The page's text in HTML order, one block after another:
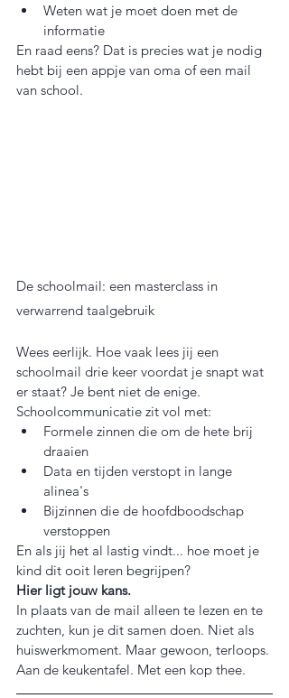
Weten wat je moet doen met de
informatie
En raad eens? Dat is precies wat je nodig
hebt bij een appje van oma of een mail
van school.
De schoolmail: een masterclass in
verwarrend taalgebruik
Wees eerlijk. Hoe vaak lees jij een
schoolmail drie keer voordat je snapt wat
er staat? Je bent niet de enige.
Schoolcommunicatie zit vol met:
Formele zinnen die om de hete brij
draaien
Data en tijden verstopt in lange
alinea's
Bijzinnen die de hoofdboodschap
verstoppen
En als jij het al lastig vindt... hoe moet je
kind dit ooit leren begrijpen?
Hier ligt jouw kans.
In plaats van de mail alleen te lezen en te
zuchten, kun je dit samen doen. Niet als
huiswerkmoment. Maar gewoon, terloops.
Aan de keukentafel. Met een kop thee.